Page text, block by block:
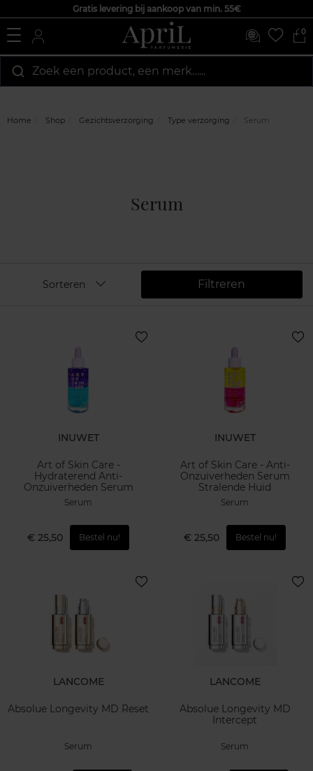
Gratis levering bij aankoop van min. 55€
0
Zoek een product, een merk…...
Home Shop Gezichtsverzorging Type verzorging Serum
Serum
Filtreren
Sorteren
INUWET
Art of Skin Care -
Hydraterend Anti-
Onzuiverheden Serum
Serum
€ 25,50 Bestel nu!
INUWET
Art of Skin Care - Anti-
Onzuiverheden Serum
Stralende Huid
Serum
€ 25,50 Bestel nu!
LANCOME
Absolue Longevity MD Reset
Serum
LANCOME
Absolue Longevity MD
Intercept
Serum